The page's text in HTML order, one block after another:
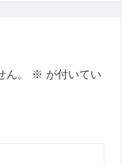
。 ※ が付いてい